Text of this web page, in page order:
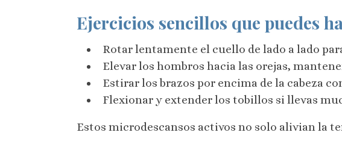
Ejercicios sencillos que puedes
Rotar lentamente el cuello de lado a lado
Elevar los hombros hacia las orejas,
Estirar los brazos por encima de la cabeza
Flexionar y extender los tobillos si llevas
Estos microdescansos activos no solo alivian la